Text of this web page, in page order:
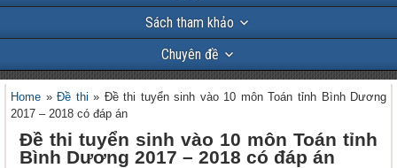
Sách tham khảo
Chuyên đề
Home »Đề thi » Đề thi tuyển sinh vào 10 môn Toán tỉnh Bình Dương
2017 – 2018 có đáp án
Đề thi tuyển sinh vào 10 môn Toán tỉnh
Bình Dương 2017 – 2018 có đáp án